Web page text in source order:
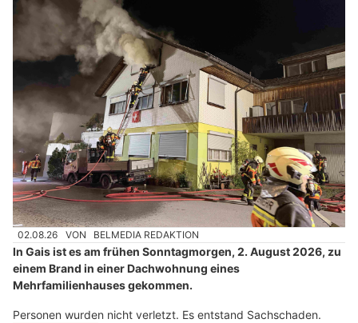
02.08.26 VON BELMEDIA REDAKTION
In Gais ist es am frühen Sonntagmorgen, 2. August 2026, zu
einem Brand in einer Dachwohnung eines
Mehrfamilienhauses gekommen.
Personen wurden nicht verletzt. Es entstand Sachschaden.